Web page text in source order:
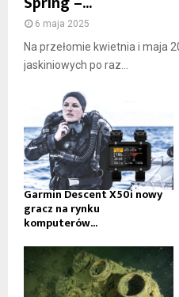
6 maja 2025
Na przełomie kwietnia i maja
jaskiniowych po raz...
Garmin Descent X50i nowy
gracz na rynku
komputerów...